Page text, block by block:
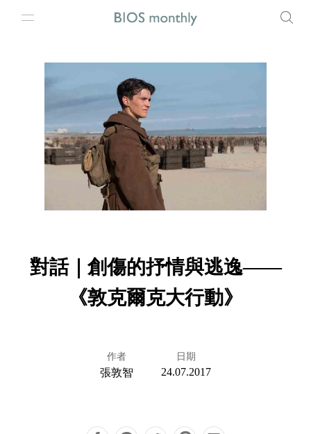
對話｜創傷的抒情與逃逸——
《敦克爾克大行動》
作者
張敦智
日期
24.07.2017